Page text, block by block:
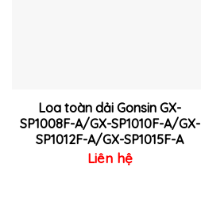
Loa toàn dải Gonsin GX-
SP1008F-A/GX-SP1010F-A/GX-
SP1012F-A/GX-SP1015F-A
Liên hệ